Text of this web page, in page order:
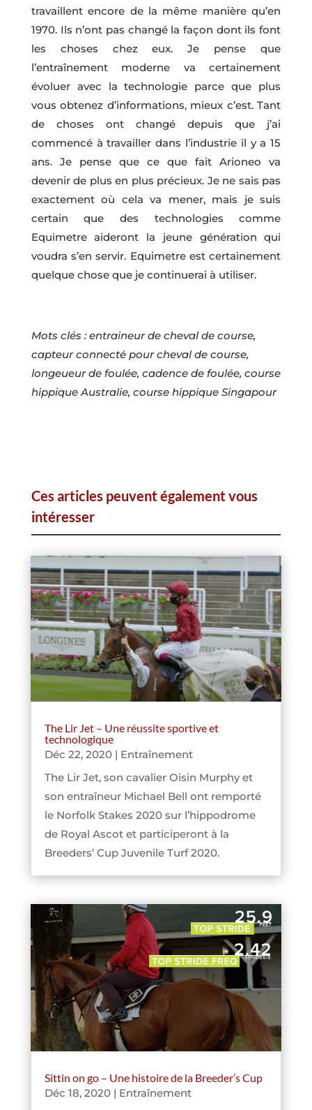
travaillent encore de la même manière qu’en
1970. Ils n’ont pas changé la façon dont ils font
les choses chez eux. Je pense que
l’entraînement moderne va certainement
évoluer avec la technologie parce que plus
vous obtenez d’informations, mieux c’est. Tant
de choses ont changé depuis que j’ai
commencé à travailler dans l’industrie il y a 15
ans. Je pense que ce que fait Arioneo va
devenir de plus en plus précieux. Je ne sais pas
exactement où cela va mener, mais je suis
certain que des technologies comme
Equimetre aideront la jeune génération qui
voudra s’en servir. Equimetre est certainement
quelque chose que je continuerai à utiliser.
Mots clés : entraineur de cheval de course,
capteur connecté pour cheval de course,
longeueur de foulée, cadence de foulée, course
hippique Australie, course hippique Singapour
Ces articles peuvent également vous
intéresser
The Lir Jet – Une réussite sportive et
technologique
Déc 22, 2020| Entraînement
The Lir Jet, son cavalier Oisin Murphy et
son entraîneur Michael Bell ont remporté
le Norfolk Stakes 2020 sur l’hippodrome
de Royal Ascot et participeront à la
Breeders’ Cup Juvenile Turf 2020.
Sittin on go – Une histoire de la Breeder’s Cup
Déc 18, 2020| Entraînement